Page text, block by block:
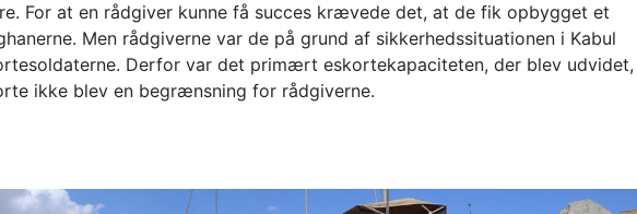
For at en rådgiver kunne få succes krævede det, at de fik opbygget et
Men rådgiverne var de på grund af sikkerhedssituationen i Kabul
Derfor var det primært eskortekapaciteten, der blev udvidet,
ikke blev en begrænsning for rådgiverne.